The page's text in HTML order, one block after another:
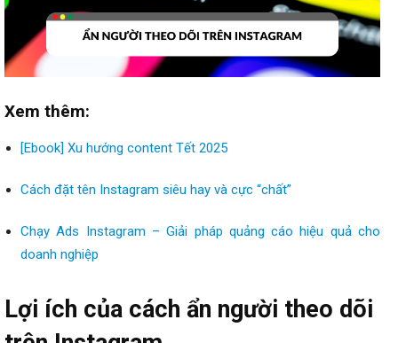
Xem thêm:
[Ebook] Xu hướng content Tết 2025
Cách đặt tên Instagram siêu hay và cực “chất”
Chạy Ads Instagram – Giải pháp quảng cáo hiệu quả cho
doanh nghiệp
Lợi ích của cách ẩn người theo dõi